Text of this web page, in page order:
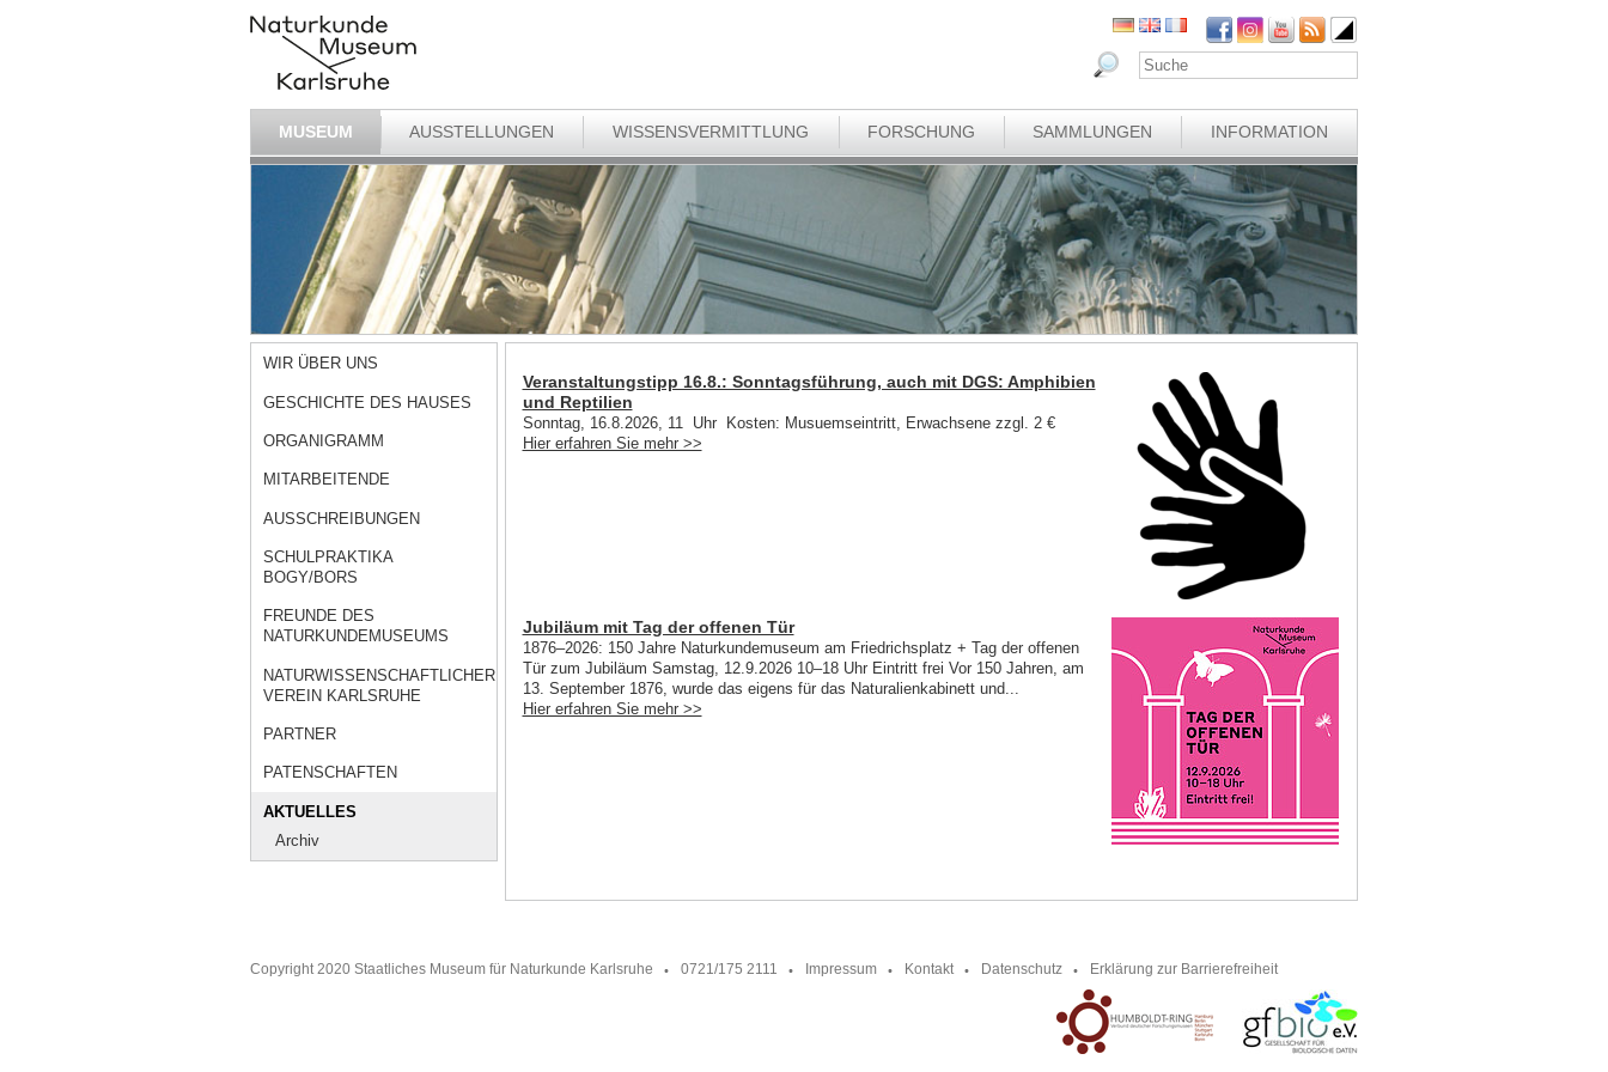
MUSEUM AUSSTELLUNGEN WISSENSVERMITTLUNG FORSCHUNG SAMMLUNGEN INFORMATION
WIR ÜBER UNS
GESCHICHTE DES HAUSES
ORGANIGRAMM
MITARBEITENDE
AUSSCHREIBUNGEN
SCHULPRAKTIKA
BOGY/BORS
FREUNDE DES
NATURKUNDEMUSEUMS
NATURWISSENSCHAFTLICHER
VEREIN KARLSRUHE
PARTNER
PATENSCHAFTEN
AKTUELLES
Archiv
Veranstaltungstipp 16.8.: Sonntagsführung, auch mit DGS: Amphibien
und Reptilien
Sonntag, 16.8.2026, 11 Uhr Kosten: Musuemseintritt, Erwachsene zzgl. 2 €
Hier erfahren Sie mehr >>
Jubiläum mit Tag der offenen Tür
1876–2026: 150 Jahre Naturkundemuseum am Friedrichsplatz + Tag der offenen
Tür zum Jubiläum Samstag, 12.9.2026 10–18 Uhr Eintritt frei Vor 150 Jahren, am
13. September 1876, wurde das eigens für das Naturalienkabinett und...
Hier erfahren Sie mehr >>
Copyright 2020 Staatliches Museum für Naturkunde Karlsruhe 0721/175 2111 Impressum Kontakt Datenschutz Erklärung zur Barrierefreiheit